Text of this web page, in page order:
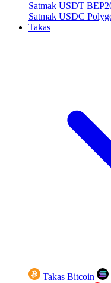
Satmak USDT
Satmak USDC
Takas
Takas Bitcoin